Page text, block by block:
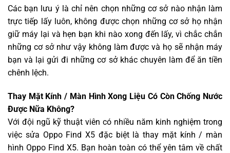
Các bạn lưu ý là chỉ nên chọn những cơ sở nào nhận làm
trực tiếp lấy luôn, không được chọn những cơ sở họ nhận
giữ máy lại và hẹn bạn khi nào xong đến lấy, vì chắc chắn
những cơ sở như vậy không làm được và họ sẽ nhận máy
bạn và lại gửi đi những cơ sở khác chuyên làm để ăn tiền
chênh lệch.
Thay Mặt Kính / Màn Hình Xong Liệu Có Còn Chống Nước
Được Nữa Không?
Với đội ngũ kỹ thuật viên có nhiều năm kinh nghiệm trong
việc sửa Oppo Find X5 đặc biệt là thay mặt kính / màn
hình Oppo Find X5. Bạn hoàn toàn có thể yên tâm về chất